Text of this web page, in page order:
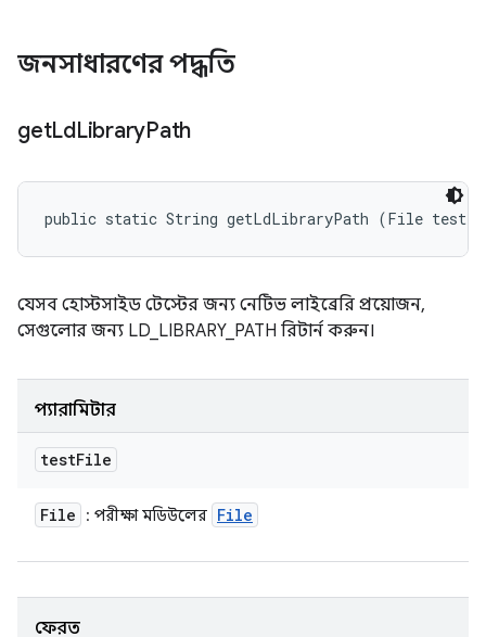
জনসাধারণের পদ্ধতি
getLdLibraryPath
public static String getLdLibraryPath (File
যেসব হোস্টসাইড টেস্টের জন্য নেটিভ লাইব্রেরি প্রয়োজন,
সেগুলোর জন্য LD_LIBRARY_PATH রিটার্ন করুন।
প্যারামিটার
testFile
File : পরীক্ষা মডিউলের File
ফেরত